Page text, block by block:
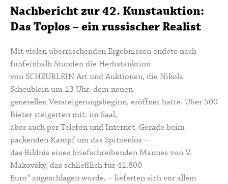
Nachbericht zur 42. Kunstauktion:
Das Toplos – ein russischer Realist
Mit vielen überraschenden Ergebnissen endete nach
fünfeinhalb Stunden die Herbstauktion
von SCHEUBLEIN Art und Auktionen, die Nikola
Scheublein um 13 Uhr, dem neuen
generellen Versteigerungsbeginn, eröffnet hatte. Über 500
Bieter steigerten mit, im Saal,
aber auch per Telefon und Internet. Gerade beim
packenden Kampf um das Spitzenlos –
das Bildnis eines briefschreibenden Mannes von V.
Makovsky, das schließlich für 41.600
Euro* zugeschlagen wurde, – lieferten sich vor allem